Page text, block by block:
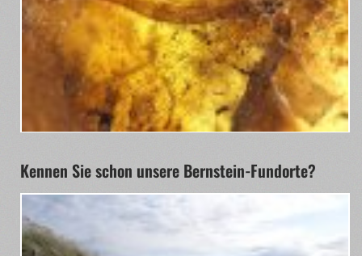
Kennen Sie schon unsere Bernstein-Fundorte?